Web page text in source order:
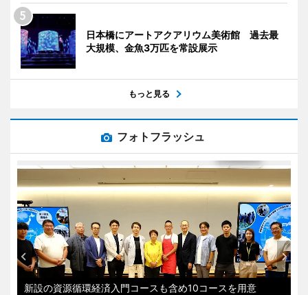
日本橋にアートアクアリウム美術館 過去最
大規模、金魚3万匹を常設展示
もっと見る
フォトフラッシュ
新設の資源循環経済入門コースも含め10コースを用意